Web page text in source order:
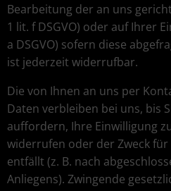
Bearbeitung der an uns
1 lit. f DSGVO) oder auf Ihrer
a DSGVO) sofern diese
ist jederzeit widerrufbar.
Die von Ihnen an uns per
Daten verbleiben bei uns, bis
auffordern, Ihre Einwilligung
widerrufen oder der Zweck
entfällt (z. B. nach
Anliegens). Zwingende